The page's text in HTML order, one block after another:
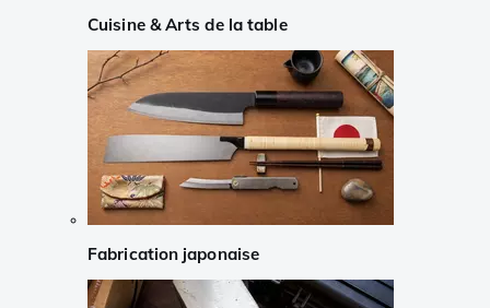
Cuisine & Arts de la table
Fabrication japonaise